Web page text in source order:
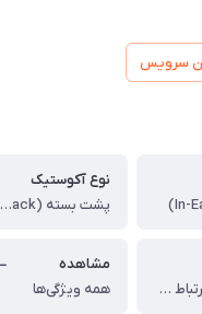
نوع آکوستیک
پشت بسته (Closed-Back)
Wireless (ارتباط سیمی بین دو گوشی و بی‌سیم با منبع)
مشاهده
همه ویژگی‌ها